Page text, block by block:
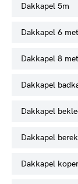
dakkapel 5m
dakkapel 6
dakkapel 8
dakkapel
dakkapel
dakkapel
dakkapel